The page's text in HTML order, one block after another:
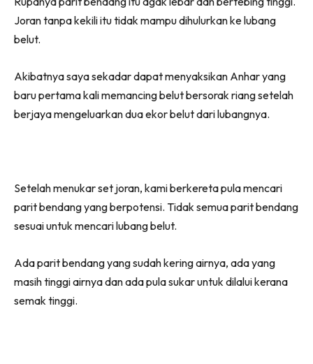
Joran tanpa kekili itu tidak mampu dihulurkan ke lubang
belut.
Akibatnya saya sekadar dapat menyaksikan Anhar yang
baru pertama kali memancing belut bersorak riang setelah
berjaya mengeluarkan dua ekor belut dari lubangnya.
Setelah menukar set joran, kami berkereta pula mencari
parit bendang yang berpotensi. Tidak semua parit bendang
sesuai untuk mencari lubang belut.
Ada parit bendang yang sudah kering airnya, ada yang
masih tinggi airnya dan ada pula sukar untuk dilalui kerana
semak tinggi.